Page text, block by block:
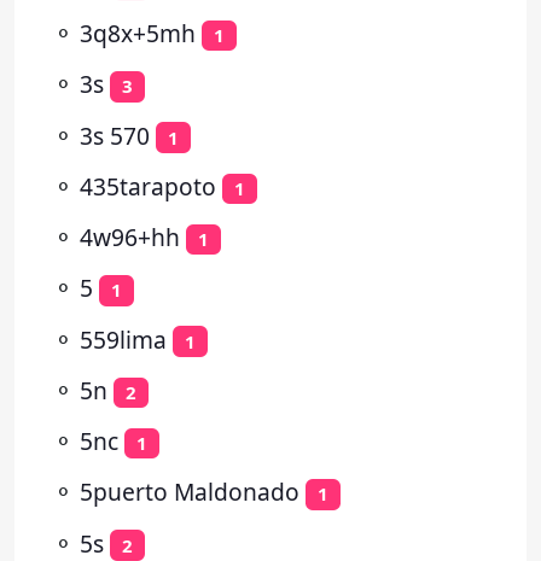
⚬ 3q8x+5mh 1
⚬ 3s 3
⚬ 3s 570 1
⚬ 435tarapoto 1
⚬ 4w96+hh 1
⚬ 5 1
⚬ 559lima 1
⚬ 5n 2
⚬ 5nc 1
⚬ 5puerto Maldonado 1
⚬ 5s 2